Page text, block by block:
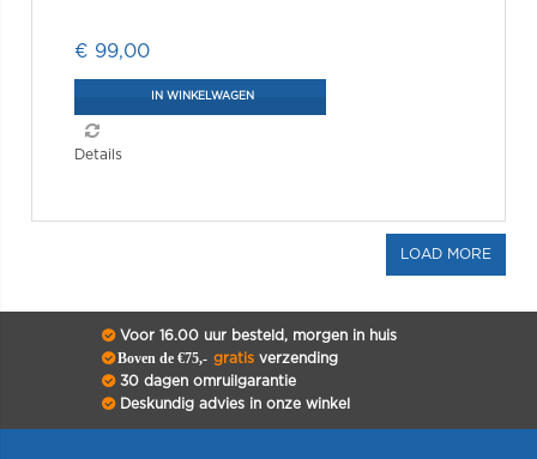
€ 99,00
IN WINKELWAGEN
Details
Voor 16.00 uur besteld, morgen in huis
Boven de €75,- gratisverzending
30 dagen omruilgarantie
Deskundig advies in onze winkel